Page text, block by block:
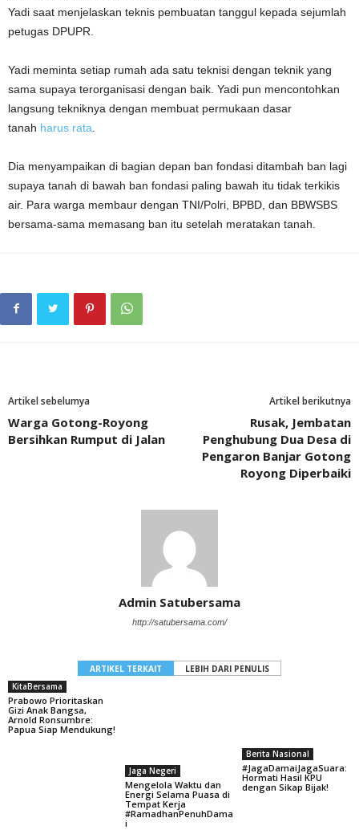
Yadi saat menjelaskan teknis pembuatan tanggul kepada sejumlah
petugas DPUPR.
Yadi meminta setiap rumah ada satu teknisi dengan teknik yang
sama supaya terorganisasi dengan baik. Yadi pun mencontohkan
langsung tekniknya dengan membuat permukaan dasar
tanah harus rata
Dia menyampaikan di bagian depan ban fondasi ditambah ban lagi
supaya tanah di bawah ban fondasi paling bawah itu tidak terkikis
air. Para warga membaur dengan TNI/Polri, BPBD, dan BBWSBS
bersama-sama memasang ban itu setelah meratakan tanah.
Artikel sebelumya
Warga Gotong-Royong
Bersihkan Rumput di Jalan
Artikel berikutnya
Rusak, Jembatan
Penghubung Dua Desa di
Pengaron Banjar Gotong
Royong Diperbaiki
Admin Satubersama
http://satubersama.com/
ARTIKEL TERKAIT
LEBIH DARI PENULIS
KitaBersama
Prabowo Prioritaskan
Gizi Anak Bangsa,
Arnold Ronsumbre:
Papua Siap Mendukung!
Jaga Negeri
Mengelola Waktu dan
Energi Selama Puasa di
Tempat Kerja
#RamadhanPenuhDama
i
Berita Nasional
#JagaDamaiJagaSuara:
Hormati Hasil KPU
dengan Sikap Bijak!